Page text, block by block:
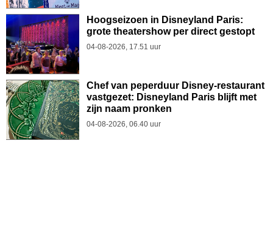
Hoogseizoen in Disneyland Paris:
grote theatershow per direct gestopt
04-08-2026, 17.51 uur
Chef van peperduur Disney-restaurant
vastgezet: Disneyland Paris blijft met
zijn naam pronken
04-08-2026, 06.40 uur